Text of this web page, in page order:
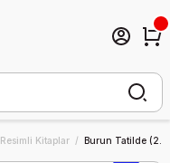
Resimli Kitaplar Burun Tatilde (2.